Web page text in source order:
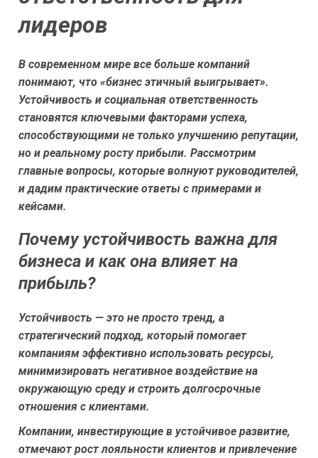
лидеров
В современном мире все больше компаний
понимают, что «бизнес этичный выигрывает».
Устойчивость и социальная ответственность
становятся ключевыми факторами успеха,
способствующими не только улучшению репутации,
но и реальному росту прибыли. Рассмотрим
главные вопросы, которые волнуют руководителей,
и дадим практические ответы с примерами и
кейсами.
Почему устойчивость важна для
бизнеса и как она влияет на
прибыль?
Устойчивость — это не просто тренд, а
стратегический подход, который помогает
компаниям эффективно использовать ресурсы,
минимизировать негативное воздействие на
окружающую среду и строить долгосрочные
отношения с клиентами.
Компании, инвестирующие в устойчивое развитие,
отмечают рост лояльности клиентов и привлечение